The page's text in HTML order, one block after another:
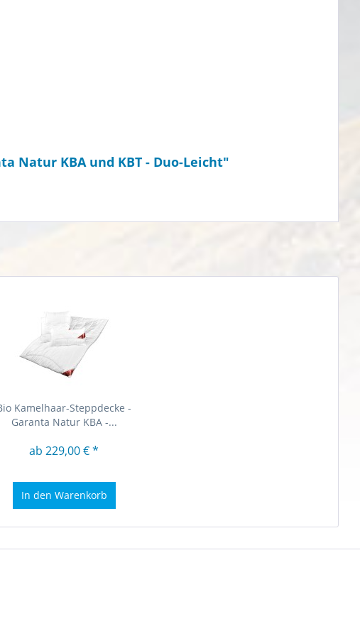
Natur KBA und KBT - Duo-Leicht"
Kamelhaar-Steppdecke -
Garanta Natur KBA -...
ab 229,00 € *
In den Warenkorb